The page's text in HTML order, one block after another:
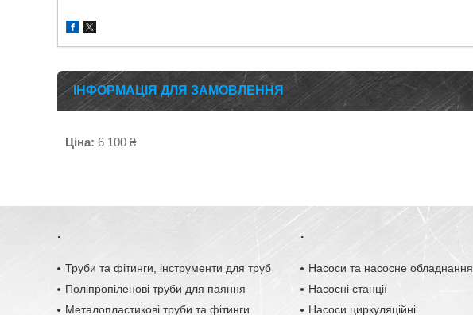
ІНФОРМАЦІЯ ДЛЯ ЗАМОВЛЕННЯ
Ціна: 6 100 ₴
.
Труби та фітинги, інструменти для труб
Поліпропіленові труби для паяння
Металопластикові труби та фітинги
.
Насоси та насосне обладнання
Насосні станції
Насоси циркуляційні